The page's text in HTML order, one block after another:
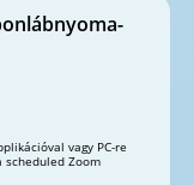
vagy PC-re
Zoom